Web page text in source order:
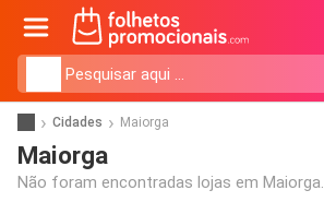
Cidades Maiorga
Maiorga
Não foram encontradas lojas em Maiorga.